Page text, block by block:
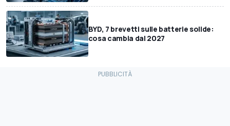
BYD, 7 brevetti sulle batterie solide:
cosa cambia dal 2027